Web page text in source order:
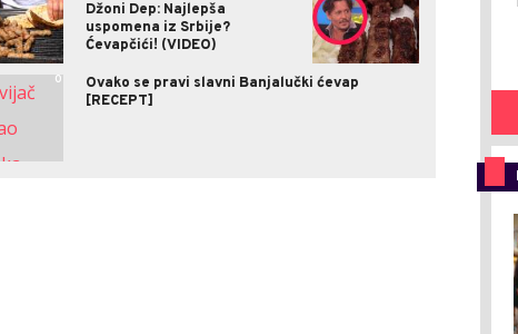
Džoni Dep: Najlepša
uspomena iz Srbije?
Ćevapčići! (VIDEO)
0
Ovako se pravi slavni Banjalučki ćevap
[RECEPT]